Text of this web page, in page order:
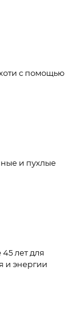
с помощью
и пухлые
лет для
и энергии